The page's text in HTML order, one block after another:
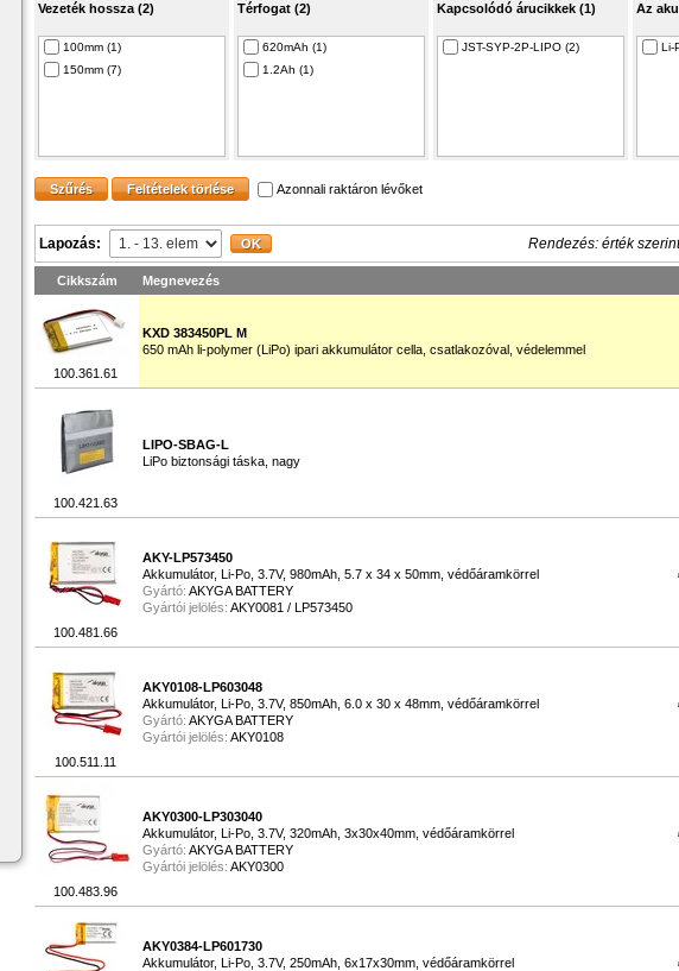
Vezeték hossza (2)
100mm (1)
150mm (7)
Térfogat (2)
620mAh (1)
1.2Ah (1)
Kapcsolódó árucikkek (1)
JST-SYP-2P-LIPO (2)
Az
Li-
Azonnali raktáron lévőket
Lapozás: Rendezés: érték
Cikkszám Megnevezés
100.361.61
KXD 383450PL M
650 mAh li-polymer (LiPo) ipari akkumulátor cella, csatlakozóval, védelemmel
100.421.63
LIPO-SBAG-L
LiPo biztonsági táska, nagy
100.481.66
AKY-LP573450
Akkumulátor, Li-Po, 3.7V, 980mAh, 5.7 x 34 x 50mm, védőáramkörrel
Gyártó: AKYGA BATTERY
Gyártói jelölés: AKY0081 / LP573450
100.511.11
AKY0108-LP603048
Akkumulátor, Li-Po, 3.7V, 850mAh, 6.0 x 30 x 48mm, védőáramkörrel
Gyártó: AKYGA BATTERY
Gyártói jelölés: AKY0108
100.483.96
AKY0300-LP303040
Akkumulátor, Li-Po, 3.7V, 320mAh, 3x30x40mm, védőáramkörrel
Gyártó: AKYGA BATTERY
Gyártói jelölés: AKY0300
AKY0384-LP601730
Akkumulátor, Li-Po, 3.7V, 250mAh, 6x17x30mm, védőáramkörrel